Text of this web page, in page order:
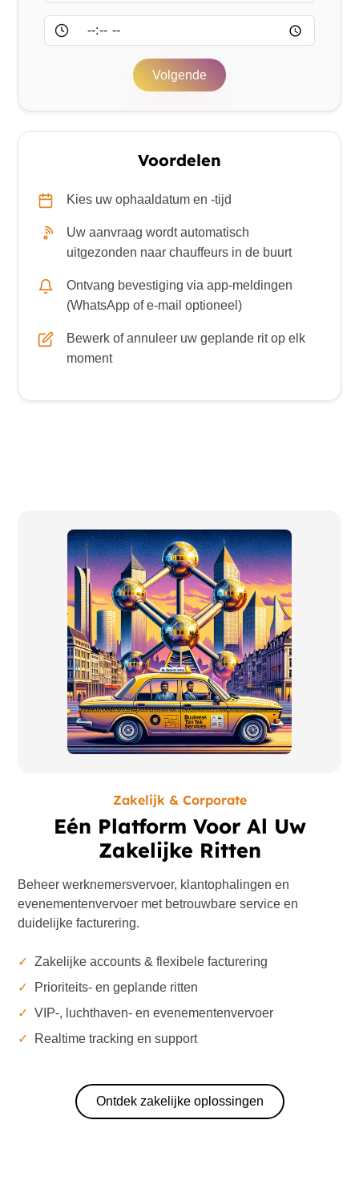
Volgende
Voordelen
Kies uw ophaaldatum en -tijd
Uw aanvraag wordt automatisch
uitgezonden naar chauffeurs in de buurt
Ontvang bevestiging via app-meldingen
(WhatsApp of e-mail optioneel)
Bewerk of annuleer uw geplande rit op elk
moment
Zakelijk & Corporate
Eén Platform Voor Al Uw
Zakelijke Ritten
Beheer werknemersvervoer, klantophalingen en
evenementenvervoer met betrouwbare service en
duidelijke facturering.
✓
Zakelijke accounts & flexibele facturering
✓
Prioriteits- en geplande ritten
✓
VIP-, luchthaven- en evenementenvervoer
✓
Realtime tracking en support
Ontdek zakelijke oplossingen